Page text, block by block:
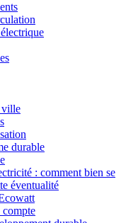
ville
durable
: comment bien se
éventualité
compte